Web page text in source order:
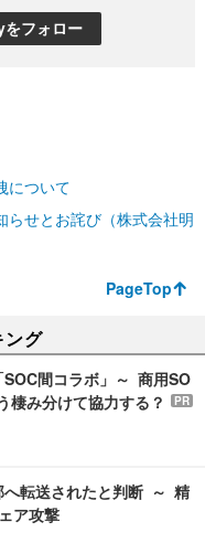
フォロー
について
らせとお詫び（株式会社明
PageTop
ング
間コラボ」～ 商用SO
棲み分けて協力する？
PR
へ転送されたと判断 ～ 精
ア攻撃